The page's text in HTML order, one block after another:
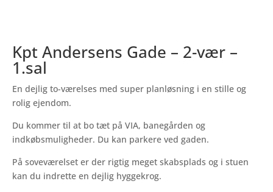
Kpt Andersens Gade – 2-vær –
1.sal
En dejlig to-værelses med super planløsning i en stille og
rolig ejendom.
Du kommer til at bo tæt på VIA, banegården og
indkøbsmuligheder. Du kan parkere ved gaden.
På soveværelset er der rigtig meget skabsplads og i stuen
kan du indrette en dejlig hyggekrog.